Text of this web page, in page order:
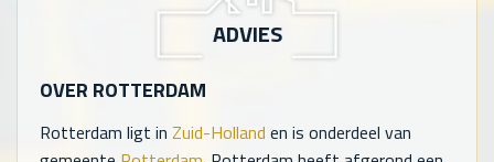
ADVIES
OVER ROTTERDAM
Rotterdam ligt in Zuid-Holland en is onderdeel van